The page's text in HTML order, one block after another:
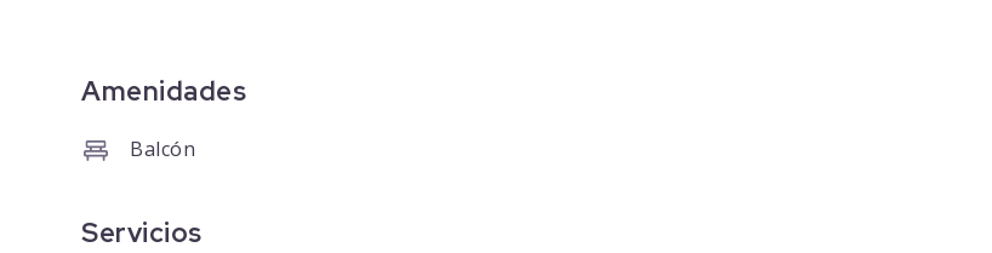
Amenidades
Balcón
Servicios